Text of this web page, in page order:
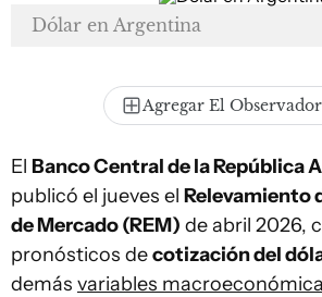
Dólar en Argentina
Agregar El
El Banco Central de la República
publicó el jueves el Relevamiento
de Mercado (REM) de abril 2026,
pronósticos decotización del
demás variables